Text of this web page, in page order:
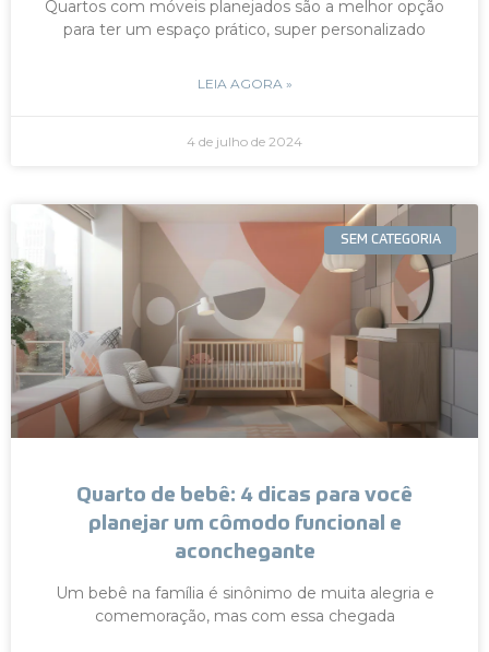
Quartos com móveis planejados são a melhor opção
para ter um espaço prático, super personalizado
LEIA AGORA »
4 de julho de 2024
SEM CATEGORIA
Quarto de bebê: 4 dicas para você
planejar um cômodo funcional e
aconchegante
Um bebê na família é sinônimo de muita alegria e
comemoração, mas com essa chegada